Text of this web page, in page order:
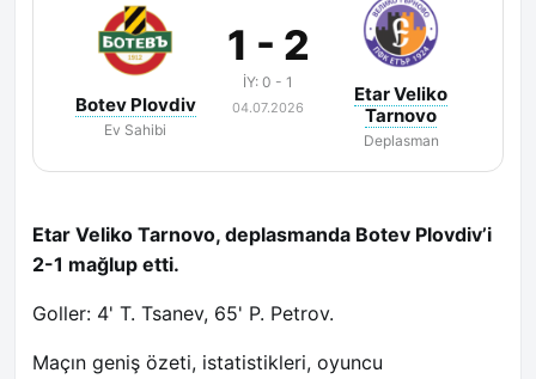
Botev Plovdiv
Ev Sahibi
1 - 2
İY: 0 - 1
04.07.2026
Etar Veliko
Tarnovo
Deplasman
Etar Veliko Tarnovo, deplasmanda Botev Plovdiv’i
2-1 mağlup etti.
Goller: 4' T. Tsanev, 65' P. Petrov.
Maçın geniş özeti, istatistikleri, oyuncu